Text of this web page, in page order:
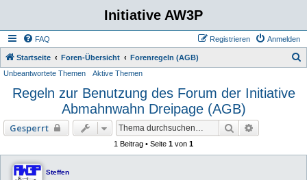
Initiative AW3P
FAQ Anmelden
Registrieren
Startseite Foren-Übersicht Forenregeln (AGB)
Unbeantwortete Themen Aktive Themen
Regeln zur Benutzung des Forum der Initiative
Abmahnwahn Dreipage (AGB)
Gesperrt Suche
1 Beitrag • Seite 1 von 1
Steffen